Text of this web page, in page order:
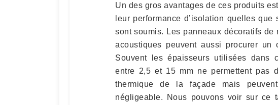
Un des gros avantages de ces produits
leur performance d’isolation quelles
sont soumis. Les panneaux décoratifs
acoustiques peuvent aussi procurer un
Souvent les épaisseurs utilisées dans
entre 2,5 et 15 mm ne permettent pas
thermique de la façade mais
négligeable. Nous pouvons voir sur